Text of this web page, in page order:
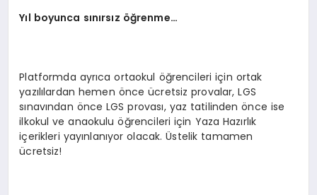
Yıl boyunca sınırsız öğrenme…
Platformda ayrıca ortaokul öğrencileri için ortak
yazılılardan hemen önce ücretsiz provalar, LGS
sınavından önce LGS provası, yaz tatilinden önce ise
ilkokul ve anaokulu öğrencileri için Yaza Hazırlık
içerikleri yayınlanıyor olacak. Üstelik tamamen
ücretsiz!